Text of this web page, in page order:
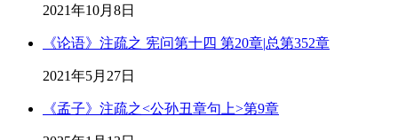
2021年10月8日
《论语》注疏之 宪问第十四 第20章|总第352章
2021年5月27日
《孟子》注疏之<公孙丑章句上>第9章